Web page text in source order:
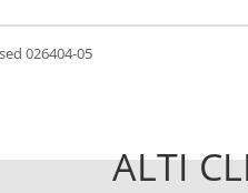
026404-05
ALTI